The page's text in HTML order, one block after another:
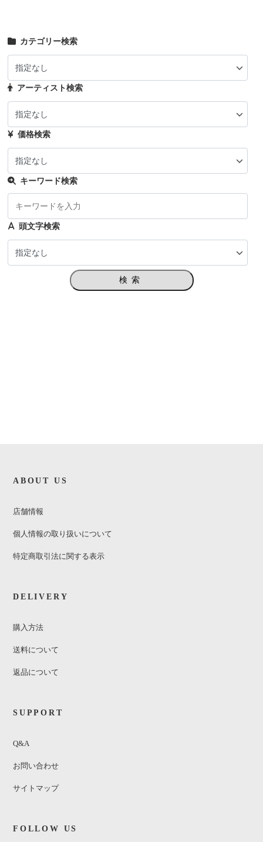
カテゴリー検索
アーティスト検索
価格検索
キーワード検索
頭文字検索
検索
ABOUT US
店舗情報
個人情報の取り扱いについて
特定商取引法に関する表示
DELIVERY
購入方法
送料について
返品について
SUPPORT
Q&A
お問い合わせ
サイトマップ
FOLLOW US